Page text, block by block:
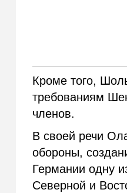
Кроме того,
требованиям
членов.
В своей речи
обороны,
Германии одну
Северной и